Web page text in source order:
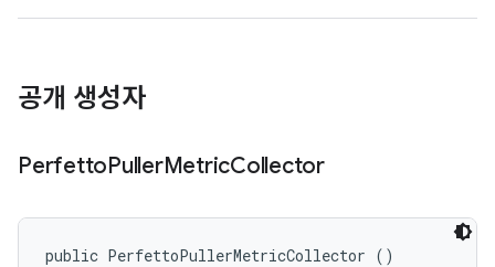
공개 생성자
PerfettoPullerMetricCollector
public PerfettoPullerMetricCollector ()